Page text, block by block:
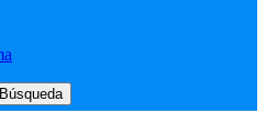
Búsqueda